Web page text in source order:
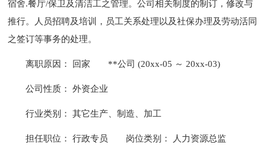
宿舍.餐厅/保卫及清洁工之管理。公司相关制度的制订，修改与
推行。人员招聘及培训，员工关系处理以及社保办理及劳动活同
之签订等事务的处理。
离职原因： 回家 **公司 (20xx-05 ～ 20xx-03)
公司性质： 外资企业
行业类别： 其它生产、制造、加工
担任职位： 行政专员 岗位类别： 人力资源总监